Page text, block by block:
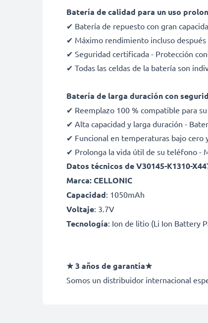
Batería de calidad para un uso
✔ Batería de repuesto con gran
✔ Máximo rendimiento incluso
✔ Seguridad certificada - Protección
✔ Todas las celdas de la batería son
Batería de larga duración con
✔ Reemplazo 100 % compatible para
✔ Alta capacidad y larga duración -
✔ Funcional en temperaturas bajo
✔ Prolonga la vida útil de su teléfono -
Datos técnicos de V30145-K1310-
Marca: CELLONIC
Capacidad: 1050mAh
Voltaje: 3.7V
Tecnología: Ion de litio (Li Ion Battery
★ 3 años de garantía★
Somos un distribuidor internacional